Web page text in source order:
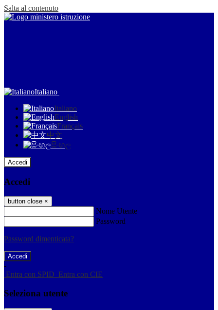
Salta al contenuto
Italiano
Italiano
English
Français
中文
සිංහල
Accedi
Accedi
button close ×
Nome Utente
Password
Password dimenticata?
-
Entra con SPID Entra con CIE
Seleziona utente